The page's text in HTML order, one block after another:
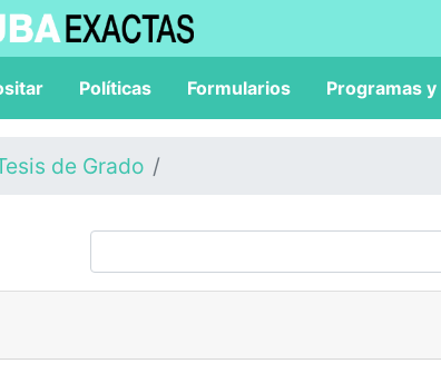
Políticas Formularios Programas
de Grado